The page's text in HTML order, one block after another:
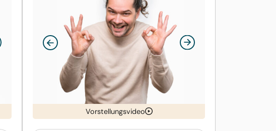
Vorstellungsvideo